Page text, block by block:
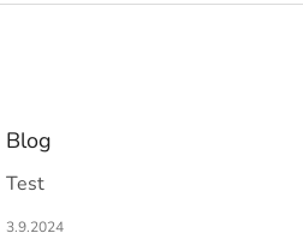
Blog
Test
3.9.2024